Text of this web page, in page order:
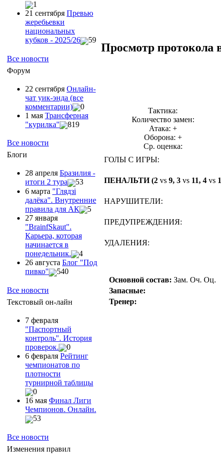
1
21 сентября Превью
жеребьевки
национальных
кубков - 2025/26
59
Все новости
Форум
22 сентября Онлайн-
чат уик-энда (все
комментарии)
0
1 мая Трансферная
"курилка"
819
Все новости
Блоги
28 апреля Бразилия -
итоги 2 тура
53
6 марта "Глядзi
далёка". Внутренние
правила для АК
5
27 января
"ВrainfSkaut".
Карьера, которая
начинается в
понедельник.
4
26 августа Блог "Под
пивко"
540
Все новости
Текстовый он-лайн
7 февраля
"Паспортный
контроль". История
проверок.
0
6 февраля Рейтинг
чемпионатов по
плотности
турнирной таблицы
0
16 мая Финал Лиги
Чемпионов. Онлайн.
53
Все новости
Изменения правил
Просмотр протокола
Тактика:
Количество замен:
Атака: +
Оборона: +
Ср. оценка:
ГОЛЫ С ИГРЫ:
ПЕНАЛЬТИ (2 vs 9, 3 vs 11, 4 vs
НАРУШИТЕЛИ:
ПРЕДУПРЕЖДЕНИЯ:
УДАЛЕНИЯ:
Основной состав: Зам. Оч. Оц.
Запасные:
Тренер: